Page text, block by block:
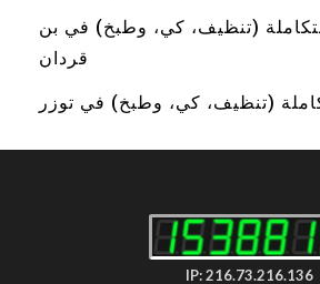
(تنظيف، كي، وطبخ) في بن
قردان
(تنظيف، كي، وطبخ) في توزر
IP: 216.73.216.136